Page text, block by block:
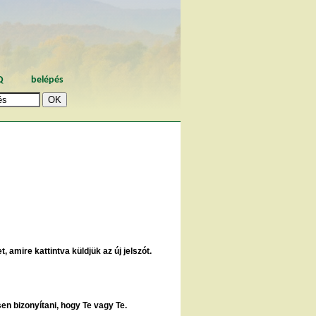
belépés
amire kattintva küldjük az új jelszót.
bizonyítani, hogy Te vagy Te.